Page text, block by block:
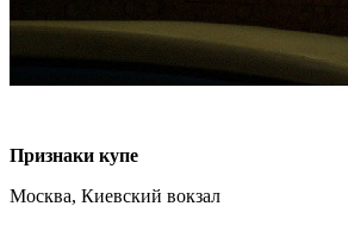
Признаки купе
Москва, Киевский вокзал